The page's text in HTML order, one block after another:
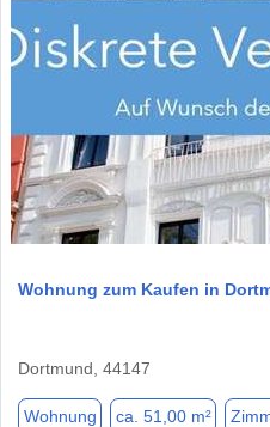
Wohnung zum Kaufen in
Dortmund, 44147
Wohnung ca. 51,00 m²